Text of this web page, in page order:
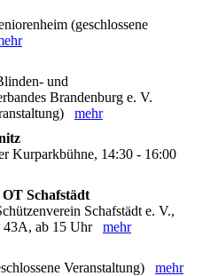
(geschlossene
und
Brandenburg e. V.
mehr
Kurparkbühne, 14:30 - 16:00
Schafstädt
Schafstädt e. V.,
43A, ab 15 Uhr mehr
Veranstaltung) mehr